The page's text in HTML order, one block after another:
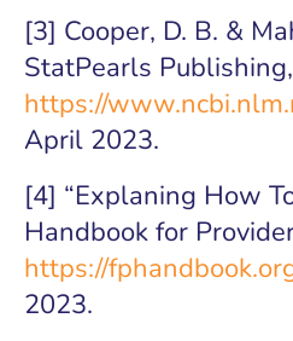
[3] Cooper, D. B. &
StatPearls
https://
April 2023.
[4] “Explaning How
Handbook for
https://
2023.